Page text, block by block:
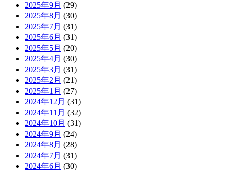
2025年9月 (29)
2025年8月 (30)
2025年7月 (31)
2025年6月 (31)
2025年5月 (20)
2025年4月 (30)
2025年3月 (31)
2025年2月 (21)
2025年1月 (27)
2024年12月 (31)
2024年11月 (32)
2024年10月 (31)
2024年9月 (24)
2024年8月 (28)
2024年7月 (31)
2024年6月 (30)